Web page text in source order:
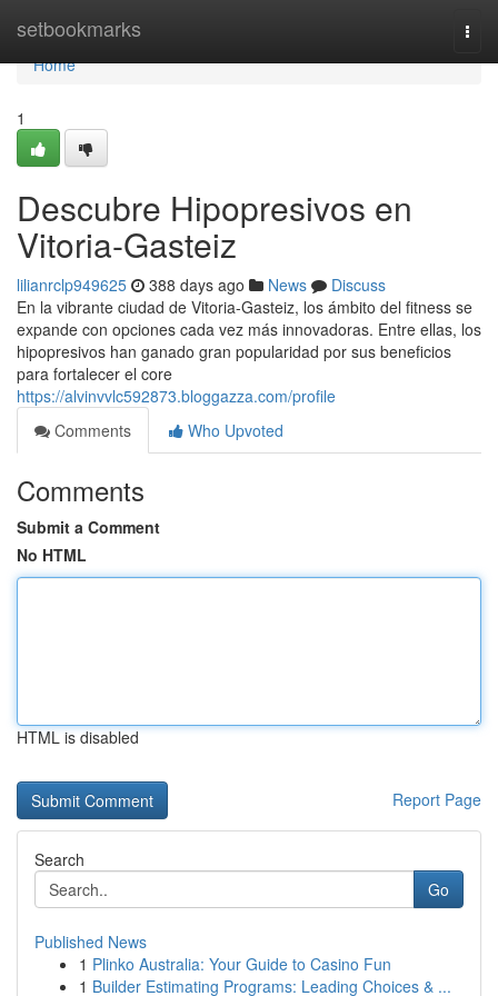
setbookmarks
Home
Home
1
Descubre Hipopresivos en
Vitoria-Gasteiz
lilianrclp949625 388 days ago News
Discuss
En la vibrante ciudad de Vitoria-Gasteiz, los ámbito del fitness se
expande con opciones cada vez más innovadoras. Entre ellas, los
hipopresivos han ganado gran popularidad por sus beneficios
para fortalecer el core
https://alvinvvlc592873.bloggazza.com/profile
Comments
Who Upvoted
Comments
Submit a Comment
No HTML
HTML is disabled
Report Page
Search
Go
Published News
1 Plinko Australia: Your Guide to Casino Fun
1 Builder Estimating Programs: Leading Choices & ...